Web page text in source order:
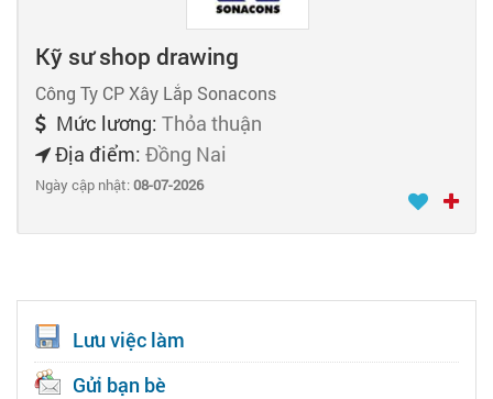
Kỹ sư shop drawing
Công Ty CP Xây Lắp Sonacons
Mức lương: Thỏa thuận
Địa điểm: Đồng Nai
Ngày cập nhật:08-07-2026
Lưu việc làm
Gửi bạn bè